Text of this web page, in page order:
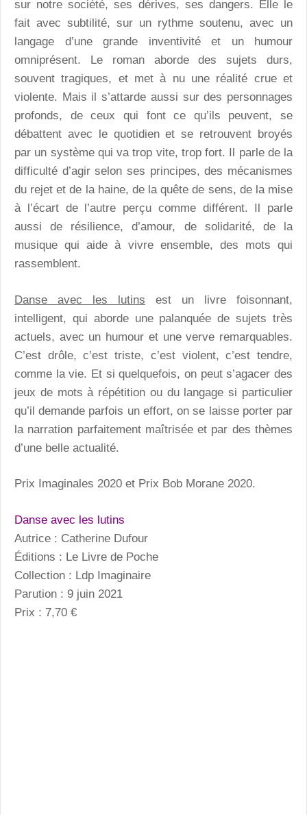
sur notre société, ses dérives, ses dangers. Elle le
fait avec subtilité, sur un rythme soutenu, avec un
langage d’une grande inventivité et un humour
omniprésent. Le roman aborde des sujets durs,
souvent tragiques, et met à nu une réalité crue et
violente. Mais il s’attarde aussi sur des personnages
profonds, de ceux qui font ce qu’ils peuvent, se
débattent avec le quotidien et se retrouvent broyés
par un système qui va trop vite, trop fort. Il parle de la
difficulté d’agir selon ses principes, des mécanismes
du rejet et de la haine, de la quête de sens, de la mise
à l’écart de l’autre perçu comme différent. Il parle
aussi de résilience, d’amour, de solidarité, de la
musique qui aide à vivre ensemble, des mots qui
rassemblent.
Danse avec les lutins est un livre foisonnant,
intelligent, qui aborde une palanquée de sujets très
actuels, avec un humour et une verve remarquables.
C’est drôle, c’est triste, c’est violent, c’est tendre,
comme la vie. Et si quelquefois, on peut s’agacer des
jeux de mots à répétition ou du langage si particulier
qu’il demande parfois un effort, on se laisse porter par
la narration parfaitement maîtrisée et par des thèmes
d’une belle actualité.
Prix Imaginales 2020 et Prix Bob Morane 2020.
Danse avec les lutins
Autrice : Catherine Dufour
Éditions : Le Livre de Poche
Collection : Ldp Imaginaire
Parution : 9 juin 2021
Prix : 7,70 €